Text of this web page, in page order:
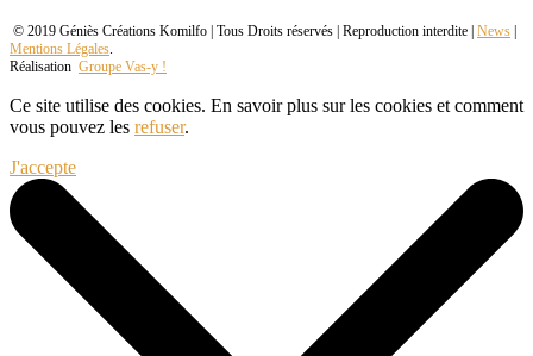
© 2019 Géniès Créations Komilfo | Tous Droits réservés | Reproduction interdite | News
Mentions Légales.
Réalisation Groupe Vas-y !
Ce site utilise des cookies. En savoir plus sur les cookies et comment
vous pouvez les refuser.
J'accepte